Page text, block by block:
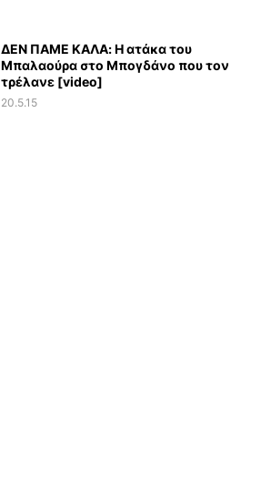
ΔΕΝ ΠΑΜΕ ΚΑΛΑ: Η ατάκα του
Μπαλαούρα στο Μπογδάνο που τον
τρέλανε [video]
20.5.15